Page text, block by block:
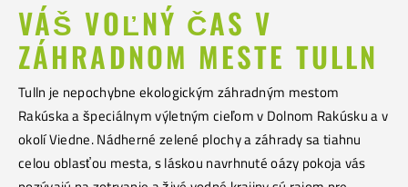
VÁŠ VOĽNÝ ČAS V
ZÁHRADNOM MESTE TULLN
Tulln je nepochybne ekologickým záhradným mestom
Rakúska a špeciálnym výletným cieľom v Dolnom Rakúsku a v
okolí Viedne. Nádherné zelené plochy a záhrady sa tiahnu
celou oblasťou mesta, s láskou navrhnuté oázy pokoja vás